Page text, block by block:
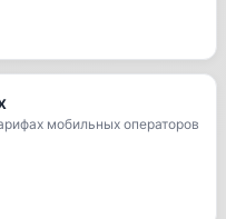
мобильных операторов